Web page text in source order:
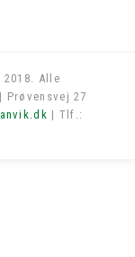
Alle
27
| Tlf.: